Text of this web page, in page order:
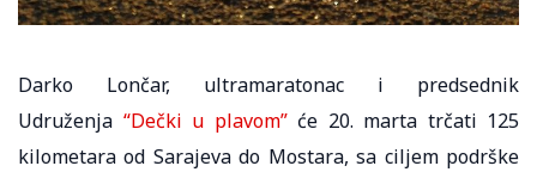
Darko Lončar, ultramaratonac i predsednik
Udruženja “Dečki u plavom”će 20. marta trčati 125
kilometara od Sarajeva do Mostara, sa ciljem podrške